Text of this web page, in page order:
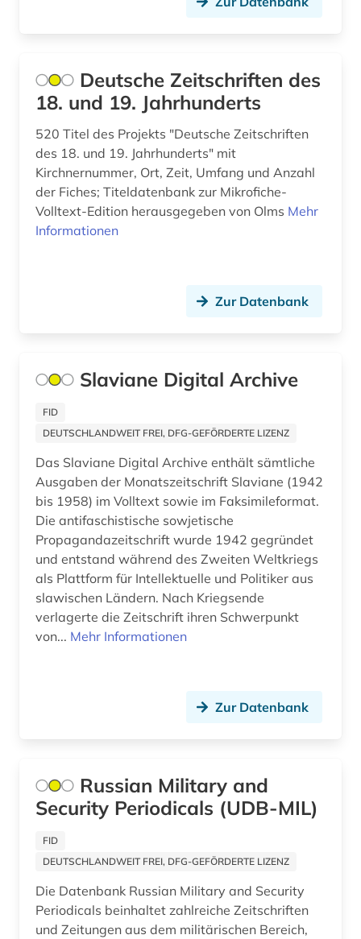
software (1)
solar-terrestrische physik (1)
sowjetunion (6)
sozialwissenschaften (9)
soziologie (1)
spanien (2)
spektroskopie (1)
sprache (1)
sprachwissenschaft (3)
swot analyse (1)
südasien (1)
tagebuch (1)
taiwan (2)
taliban (1)
tschechien (1)
türkei (1)
türkisch (1)
ukraine (1)
Deutsche Zeitschriften des
18. und 19. Jahrhunderts
520 Titel des Projekts "Deutsche Zeitschriften
des 18. und 19. Jahrhunderts" mit
Kirchnernummer, Ort, Zeit, Umfang und Anzahl
der Fiches; Titeldatenbank zur Mikrofiche-
Volltext-Edition herausgegeben von Olms Mehr
Informationen
Zur Datenbank
Slaviane Digital Archive
FID
DEUTSCHLANDWEIT FREI, DFG-GEFÖRDERTE LIZENZ
Das Slaviane Digital Archive enthält sämtliche
Ausgaben der Monatszeitschrift Slaviane (1942
bis 1958) im Volltext sowie im Faksimileformat.
Die antifaschistische sowjetische
Propagandazeitschrift wurde 1942 gegründet
und entstand während des Zweiten Weltkriegs
als Plattform für Intellektuelle und Politiker aus
slawischen Ländern. Nach Kriegsende
verlagerte die Zeitschrift ihren Schwerpunkt
von... Mehr Informationen
Zur Datenbank
Russian Military and
Security Periodicals (UDB-MIL)
FID
DEUTSCHLANDWEIT FREI, DFG-GEFÖRDERTE LIZENZ
Die Datenbank Russian Military and Security
Periodicals beinhaltet zahlreiche Zeitschriften
und Zeitungen aus dem militärischen Bereich,